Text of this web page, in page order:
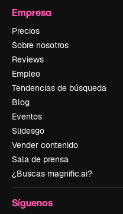
Empresa
Precios
Sobre nosotros
Reviews
Empleo
Tendencias de búsqueda
Blog
Eventos
Slidesgo
Vender contenido
Sala de prensa
¿Buscas magnific.ai?
Síguenos